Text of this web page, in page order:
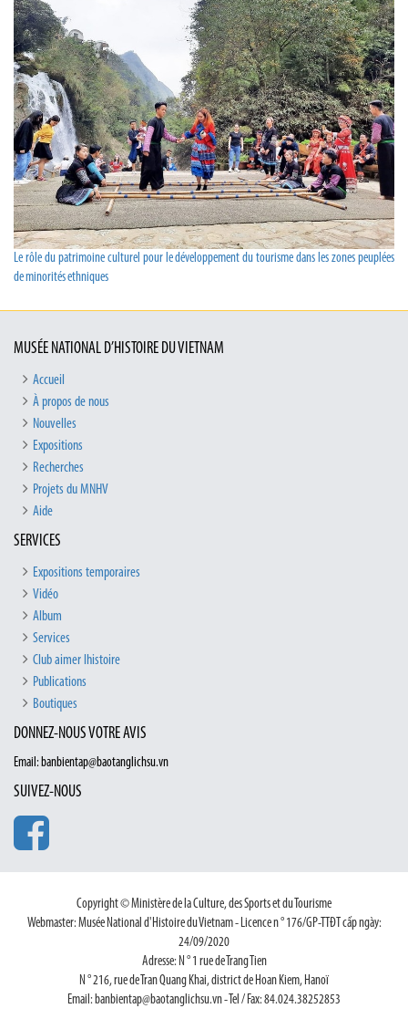
Le rôle du patrimoine culturel pour le développement du tourisme dans les zones peuplées
de minorités ethniques
MUSÉE NATIONAL D’HISTOIRE DU VIETNAM
Accueil
À propos de nous
Nouvelles
Expositions
Recherches
Projets du MNHV
Aide
SERVICES
Expositions temporaires
Vidéo
Album
Services
Club aimer lhistoire
Publications
Boutiques
DONNEZ-NOUS VOTRE AVIS
Email: banbientap@baotanglichsu.vn
SUIVEZ-NOUS
Copyright © Ministère de la Culture, des Sports et du Tourisme
Webmaster: Musée National d'Histoire du Vietnam - Licence n ° 176/GP-TTĐT cấp ngày:
24/09/2020
Adresse: N ° 1 rue de Trang Tien
N ° 216, rue de Tran Quang Khai, district de Hoan Kiem, Hanoï
Email: banbientap@baotanglichsu.vn - Tel / Fax: 84.024.38252853